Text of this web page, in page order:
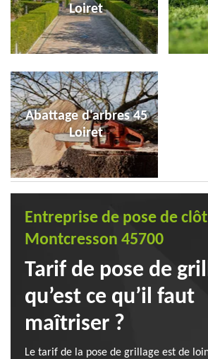
Loiret
Abattage d'arbres 45
Loiret
Entreprise de pose de
Montcresson 45700
Tarif de pose de
qu’est ce qu’il faut
maîtriser ?
Le tarif de la pose de grillage est de